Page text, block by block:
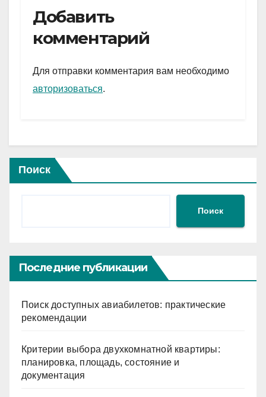
e
gr
a
m
er
s
A
p
и
Добавить
комментарий
Для отправки комментария вам необходимо
авторизоваться.
Поиск
Поиск
Последние публикации
Поиск доступных авиабилетов: практические
рекомендации
Критерии выбора двухкомнатной квартиры:
планировка, площадь, состояние и
документация